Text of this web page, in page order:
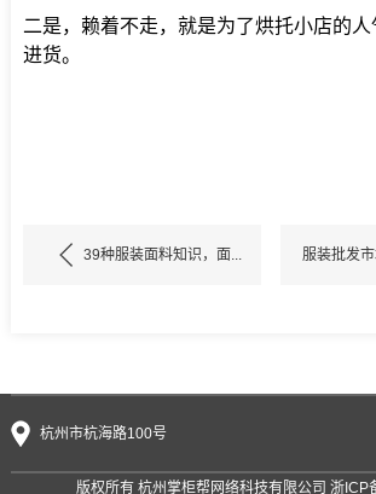
二是，赖着不走，就是为了烘托小店的
进货。
39种服装面料知识，面... 服装批发
杭州市杭海路100号
版权所有 杭州掌柜帮网络科技有限公司 浙ICP